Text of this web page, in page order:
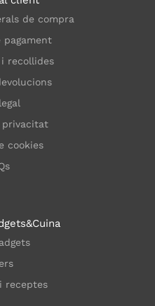
de compra
pagament
recollides
privacitat
cookies
receptes